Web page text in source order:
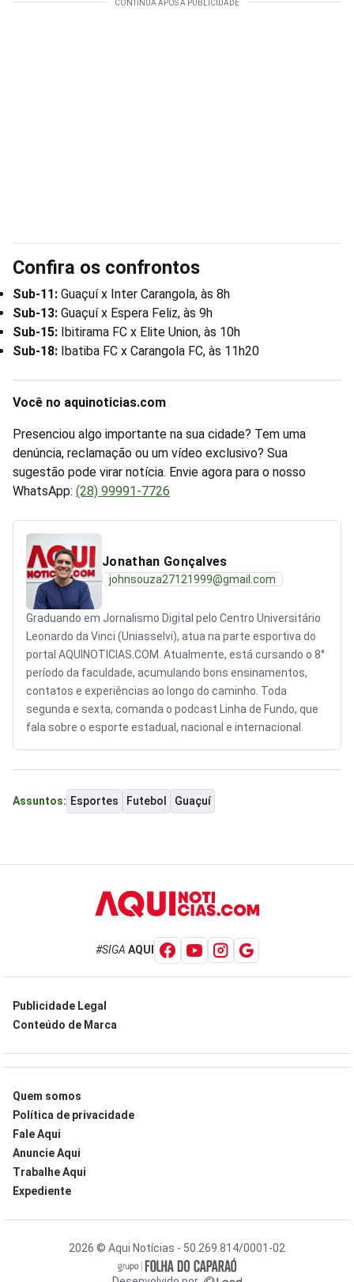
Confira os confrontos
Sub-11: Guaçuí x Inter Carangola, às 8h
Sub-13: Guaçuí x Espera Feliz, às 9h
Sub-15: Ibitirama FC x Elite Union, às 10h
Sub-18: Ibatiba FC x Carangola FC, às 11h20
Você no aquinoticias.com
Presenciou algo importante na sua cidade? Tem uma
denúncia, reclamação ou um vídeo exclusivo? Sua
sugestão pode virar notícia. Envie agora para o nosso
WhatsApp: (28) 99991-7726
Jonathan Gonçalves
johnsouza27121999@gmail.com
Graduando em Jornalismo Digital pelo Centro Universitário
Leonardo da Vinci (Uniasselvi), atua na parte esportiva do
portal AQUINOTICIAS.COM. Atualmente, está cursando o 8°
período da faculdade, acumulando bons ensinamentos,
contatos e experiências ao longo do caminho. Toda
segunda e sexta, comanda o podcast Linha de Fundo, que
fala sobre o esporte estadual, nacional e internacional.
Assuntos: Esportes Futebol Guaçuí
#SIGA AQUI
Publicidade Legal
Conteúdo de Marca
Quem somos
Política de privacidade
Fale Aqui
Anuncie Aqui
Trabalhe Aqui
Expediente
2026 © Aqui Notícias - 50.269.814/0001-02